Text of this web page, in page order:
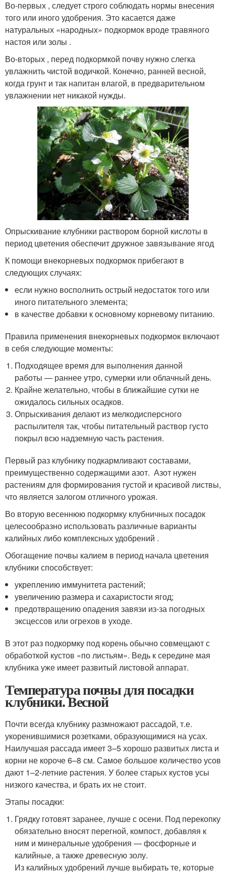
Во-первых , следует строго соблюдать нормы внесения
того или иного удобрения. Это касается даже
натуральных «народных» подкормок вроде травяного
настоя или золы .
Во-вторых , перед подкормкой почву нужно слегка
увлажнить чистой водичкой. Конечно, ранней весной,
когда грунт и так напитан влагой, в предварительном
увлажнении нет никакой нужды.
Опрыскивание клубники раствором борной кислоты в
период цветения обеспечит дружное завязывание ягод
К помощи внекорневых подкормок прибегают в
следующих случаях:
если нужно восполнить острый недостаток того или
иного питательного элемента;
в качестве добавки к основному корневому питанию.
Правила применения внекорневых подкормок включают
в себя следующие моменты:
Подходящее время для выполнения данной
работы — раннее утро, сумерки или облачный день.
Крайне желательно, чтобы в ближайшие сутки не
ожидалось сильных осадков.
Опрыскивания делают из мелкодисперсного
распылителя так, чтобы питательный раствор густо
покрыл всю надземную часть растения.
Первый раз клубнику подкармливают составами,
преимущественно содержащими азот. Азот нужен
растениям для формирования густой и красивой листвы,
что является залогом отличного урожая.
Во вторую весеннюю подкормку клубничных посадок
целесообразно использовать различные варианты
калийных либо комплексных удобрений .
Обогащение почвы калием в период начала цветения
клубники способствует:
укреплению иммунитета растений;
увеличению размера и сахаристости ягод;
предотвращению опадения завязи из-за погодных
эксцессов или огрехов в уходе.
В этот раз подкормку под корень обычно совмещают с
обработкой кустов «по листьям». Ведь к середине мая
клубника уже имеет развитый листовой аппарат.
Температура почвы для посадки
клубники. Весной
Почти всегда клубнику размножают рассадой, т.е.
укоренившимися розетками, образующимися на усах.
Наилучшая рассада имеет 3–5 хорошо развитых листа и
корни не короче 6–8 см. Самое большое количество усов
дают 1–2-летние растения. У более старых кустов усы
низкого качества, и брать их не стоит.
Этапы посадки:
Грядку готовят заранее, лучше с осени. Под перекопку
обязательно вносят перегной, компост, добавляя к
ним и минеральные удобрения — фосфорные и
калийные, а также древесную золу.
Из калийных удобрений лучше выбирать те, которые